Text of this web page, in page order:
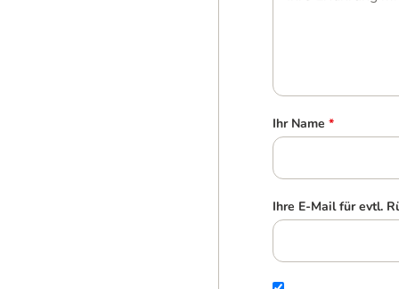
Ihr Name *
Ihre E-Mail für evtl.